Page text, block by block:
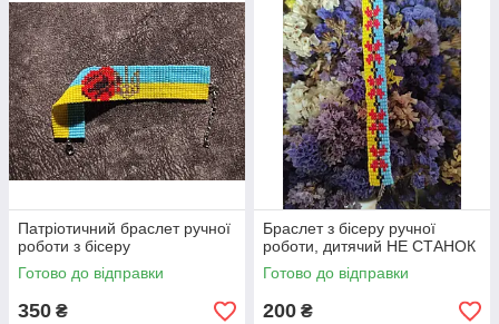
Патріотичний браслет ручної
роботи з бісеру
Готово до відправки
350 ₴
Браслет з бісеру ручної
роботи, дитячий НЕ СТАНОК
Готово до відправки
200 ₴